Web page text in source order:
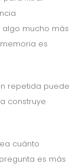
mucho más
es
repetida puede
construye
cuánto
es más